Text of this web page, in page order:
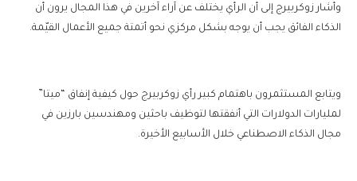
وأشار زوكربيرج إلى أن الرأي يختلف عن آراء آخرين في هذا المجال يرون أن
الذكاء الفائق يجب أن يوجه بشكل مركزي نحو أتمتة جميع الأعمال القيّمة.
ويتابع المستثمرون باهتمام كبير رأي زوكربيرج حول كيفية إنفاق “ميتا”
لمليارات الدولارات التي أنفقتها لتوظيف باحثين ومهندسين بارزين في
مجال الذكاء الاصطناعي خلال الأسابيع الأخيرة.